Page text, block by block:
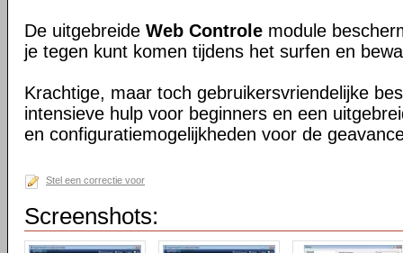
De uitgebreide Web Controle module
je tegen kunt komen tijdens het surfen en
Krachtige, maar toch gebruikersvriendelijke
intensieve hulp voor beginners en een
en configuratiemogelijkheden voor de
Stel een correctie voor
Screenshots: